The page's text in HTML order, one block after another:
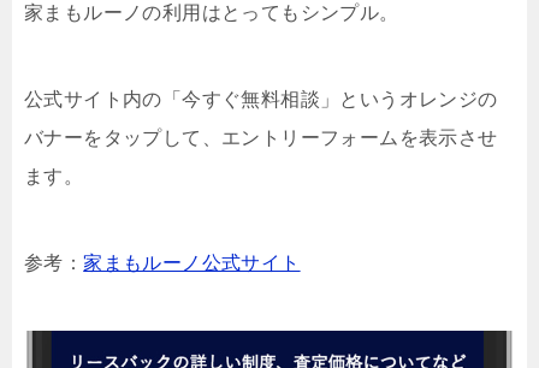
家まもルーノの利用はとってもシンプル。
公式サイト内の「今すぐ無料相談」というオレンジの
バナーをタップして、エントリーフォームを表示させ
ます。
参考：家まもルーノ公式サイト